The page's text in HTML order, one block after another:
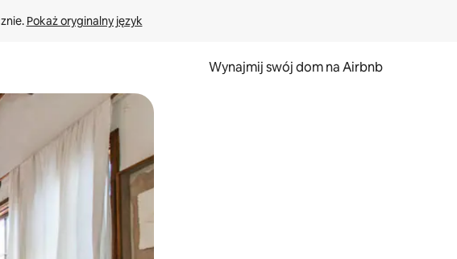
Pokaż oryginalny język
Wynajmij swój dom na Airbnb